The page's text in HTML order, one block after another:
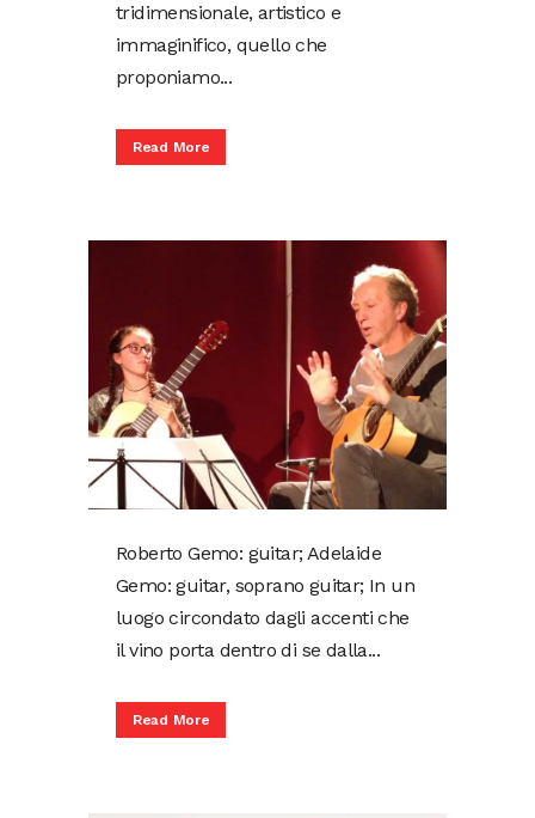
tridimensionale, artistico e
immaginifico, quello che
proponiamo...
Read More
Roberto Gemo: guitar; Adelaide
Gemo: guitar, soprano guitar; In un
luogo circondato dagli accenti che
il vino porta dentro di se dalla...
Read More